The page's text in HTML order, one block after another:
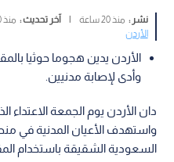
نشر : منذ 20 ساعة | آخر تحديث : منذ 20 ساعة
الأردن
الأردن يدين هجوما حوثيا
وأدى لإصابة مدنيين.
دان الأردن يوم الجمعة الاعتداء
واستهدف الأعيان المدنية في
السعودية الشقيقة باستخدام